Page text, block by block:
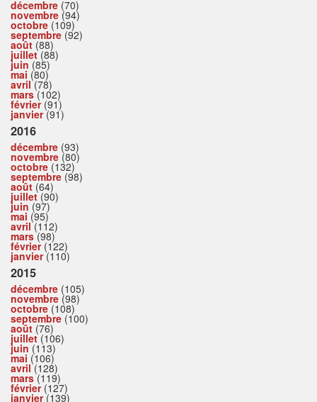
décembre (70)
novembre (94)
octobre (109)
septembre (92)
août (88)
juillet(88)
juin (85)
mai (80)
avril(78)
mars(102)
février(91)
janvier(91)
2016
décembre (93)
novembre (80)
octobre (132)
septembre (98)
août (64)
juillet(90)
juin (97)
mai (95)
avril(112)
mars(98)
février(122)
janvier(110)
2015
décembre (105)
novembre (98)
octobre (108)
septembre (100)
août (76)
juillet(106)
juin (113)
mai (106)
avril(128)
mars(119)
février(127)
janvier(139)